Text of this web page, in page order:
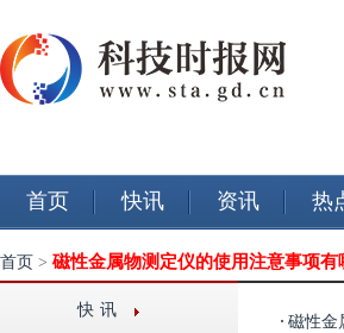
首页 快讯 资讯 热
首页 > 磁性金属物测定仪的使用注意事项
快讯
磁性金